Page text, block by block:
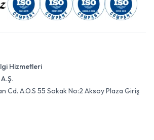
Hizmetleri
Cd. A.O.S 55 Sokak No:2 Aksoy Plaza Giriş